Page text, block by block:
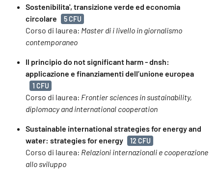
Sostenibilita', transizione verde ed economia
circolare
5 CFU
Corso di laurea: Master di i livello in giornalismo
contemporaneo
Il principio do not significant harm - dnsh:
applicazione e finanziamenti dell’unione europea
1 CFU
Corso di laurea: Frontier sciences in sustainability,
diplomacy and international cooperation
Sustainable international strategies for energy and
water: strategies for energy
12 CFU
Corso di laurea: Relazioni internazionali e cooperazione
allo sviluppo